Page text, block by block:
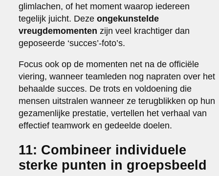
glimlachen, of het moment waarop iedereen
tegelijk juicht. Dezeongekunstelde
vreugdemomenten zijn veel krachtiger dan
geposeerde ‘succes’-foto’s.
Focus ook op de momenten net na de officiële
viering, wanneer teamleden nog napraten over het
behaalde succes. De trots en voldoening die
mensen uitstralen wanneer ze terugblikken op hun
gezamenlijke prestatie, vertellen het verhaal van
effectief teamwork en gedeelde doelen.
11: Combineer individuele
sterke punten in groepsbeeld